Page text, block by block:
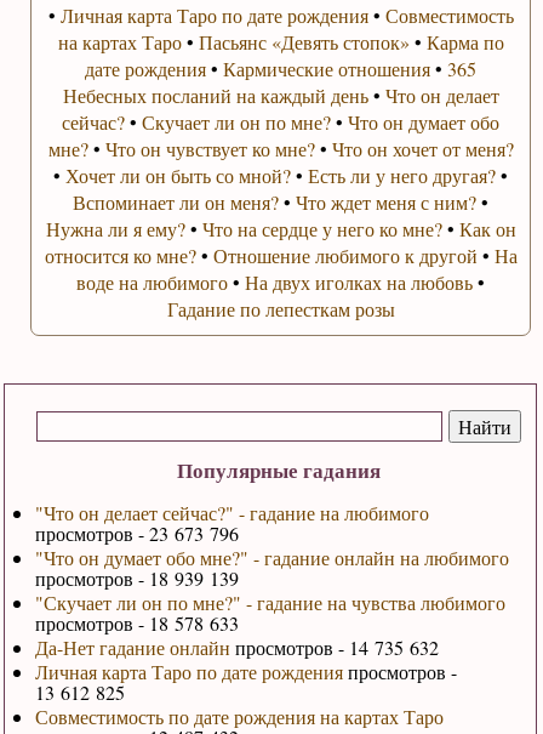
Популярные гадания
"Что он делает сейчас?" - гадание на любимого
просмотров - 23 673 796
"Что он думает обо мне?" - гадание онлайн на любимого
просмотров - 18 939 139
"Скучает ли он по мне?" - гадание на чувства любимого
просмотров - 18 578 633
Да-Нет гадание онлайн просмотров - 14 735 632
Личная карта Таро по дате рожденияпросмотров -
13 612 825
Совместимость по дате рождения на картах Таро
• Личная карта Таро по дате рождения• Совместимость
на картах Таро• Пасьянс «Девять стопок» • Карма по
дате рождения•Кармические отношения•365
Небесных посланий на каждый день• Что он делает
сейчас?•Скучает ли он по мне?•Что он думает обо
мне?• Что он чувствует ко мне?• Что он хочет от меня?
• Хочет ли он быть со мной?•Есть ли у него другая?•
Вспоминает ли он меня?•Что ждет меня с ним?•
Нужна ли я ему?• Что на сердце у него ко мне?• Как он
относится ко мне?• Отношение любимого к другой • На
воде на любимого•На двух иголках на любовь•
Гадание по лепесткам розы